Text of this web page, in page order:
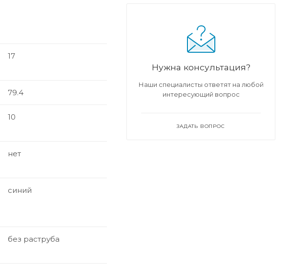
17
79.4
10
нет
синий
без раструба
Нужна консультация?
Наши специалисты ответят на любой
интересующий вопрос
ЗАДАТЬ ВОПРОС